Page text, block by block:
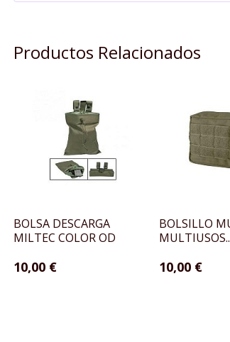
Productos Relacionados
BOLSA DESCARGA
MILTEC COLOR OD
10,00 €
BOLSILLO
10,00 €